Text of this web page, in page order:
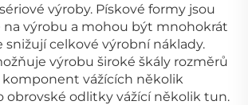
výroby. Pískové formy jsou
výrobu a mohou být mnohokrát
snižují celkové výrobní náklady.
výrobu široké škály rozměrů
vážících několik
obrovské odlitky vážící několik tun.